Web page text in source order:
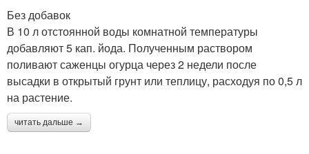
Без добавок
В 10 л отстоянной воды комнатной температуры
добавляют 5 кап. йода. Полученным раствором
поливают саженцы огурца через 2 недели после
высадки в открытый грунт или теплицу, расходуя по 0,5 л
на растение.
читать дальше →